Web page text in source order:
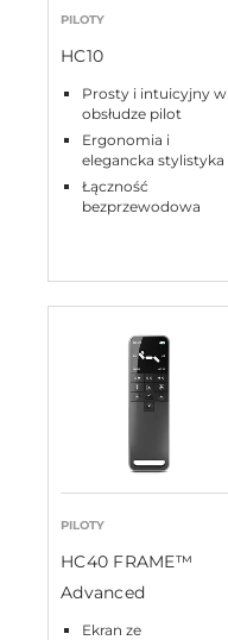
PILOTY
HC10
Prosty i intuicyjny w
obsłudze pilot
Ergonomia i
elegancka stylistyka
Łączność
bezprzewodowa
PILOTY
HC40 FRAME™
Advanced
Ekran ze